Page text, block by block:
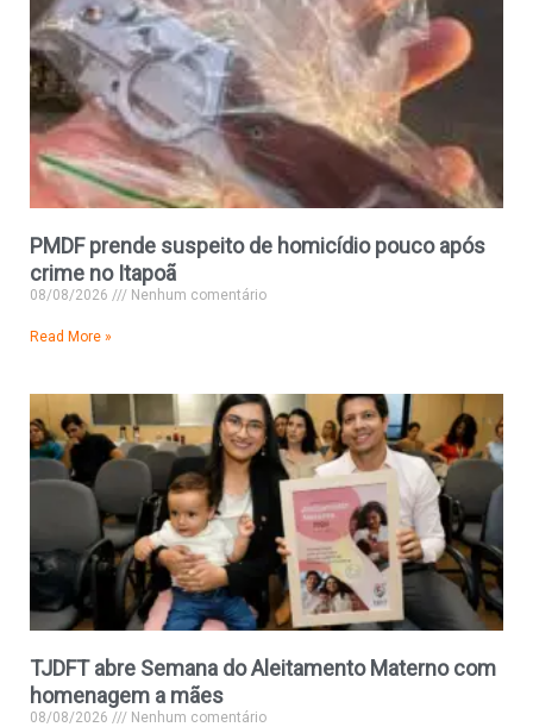
PMDF prende suspeito de homicídio pouco após
crime no Itapoã
08/08/2026 Nenhum comentário
Read More »
TJDFT abre Semana do Aleitamento Materno com
homenagem a mães
08/08/2026 Nenhum comentário